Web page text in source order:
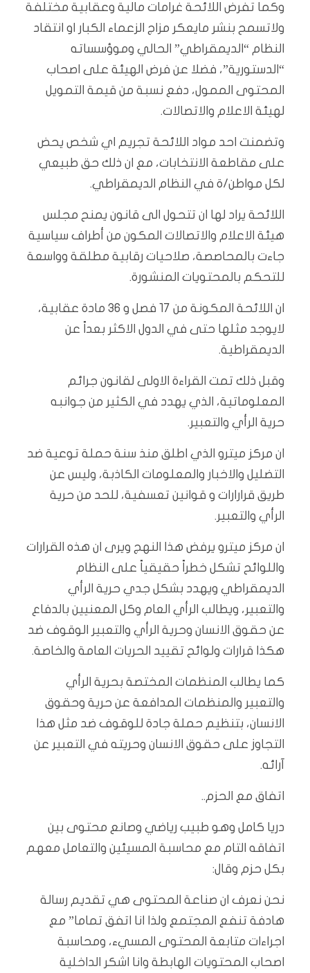
وكما تفرض اللائحة غرامات مالية وعقابية مختلفة
ولاتسمح بنشر مايعكر مزاج الزعماء الكبار او انتقاد
النظام “الديمقراطي” الحالي وموؤسساته
“الدستورية”، فضلا عن فرض الهيئة على اصحاب
المحتوى الممول، دفع نسبة من قيمة التمويل
لهيئة الاعلام والاتصالات.
وتضمنت احد مواد اللائحة تجريم اي شخص يحض
على مقاطعة الانتخابات، مع ان ذلك حق طبيعي
لكل مواطن/ة في النظام الديمقراطي.
اللائحة يراد لها ان تتحول الى قانون يمنح مجلس
هيئة الاعلام والاتصالات المكون من أطراف سياسية
جاءت بالمحاصصة، صلاحيات رقابية مطلقة وواسعة
للتحكم بالمحتويات المنشورة.
ان اللائحة المكونة من 17 فصل و 36 مادة عقابية،
لايوجد مثلها حتى في الدول الاكثر بعداً عن
الديمقراطية.
وقبل ذلك تمت القراءة الاولى لقانون جرائم
المعلوماتية، الذي يهدد في الكثير من جوانبه
حرية الرأي والتعبير.
ان مركز ميترو الذي اطلق منذ سنة حملة توعية ضد
التضليل والاخبار والمعلومات الكاذبة، وليس عن
طريق قرارارات و قوانين تعسفية، للحد من حرية
الرأي والتعبير.
ان مركز ميترو يرفض هذا النهج ويرى ان هذه القرارات
واللوائح تشكل خطراً حقيقياً على النظام
الديمقراطي ويهدد بشكل جدي حرية الرأي
والتعبير، ويطالب الرأي العام وكل المعنيين بالدفاع
عن حقوق الانسان وحرية الرأي والتعبير الوقوف ضد
هكذا قرارات ولوائح تقييد الحريات العامة والخاصة.
كما يطالب المنظمات المختصة بحرية الرأي
والتعبير والمنظمات المدافعة عن حرية وحقوق
الانسان، بتنظيم حملة جادة للوقوف ضد مثل هذا
التجاوز على حقوق الانسان وحريته في التعبير عن
آرائه.
اتفاق مع الحزم..
دريا كامل وهو طبيب رياضي وصانع محتوى بين
اتفاقه التام مع محاسبة المسيئين والتعامل معهم
بكل حزم وقال:
نحن نعرف ان صناعة المحتوى هي تقديم رسالة
هادفة تنفع المجتمع ولذا انا اتفق تماما” مع
اجراءات متابعة المحتوى المسيء، ومحاسبة
اصحاب المحتويات الهابطة وانا اشكر الداخلية